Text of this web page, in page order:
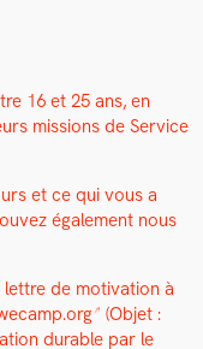
16 et 25 ans, en
mis­sions de Ser­vice
et ce qui vous a
égale­ment nous
de moti­va­tion à
(Objet :
durable par le